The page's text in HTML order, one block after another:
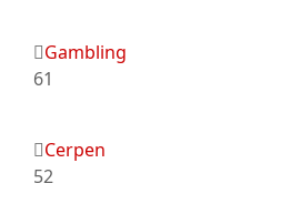
Gambling
61
Cerpen
52